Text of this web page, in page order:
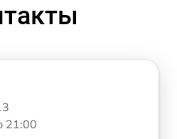
21:00